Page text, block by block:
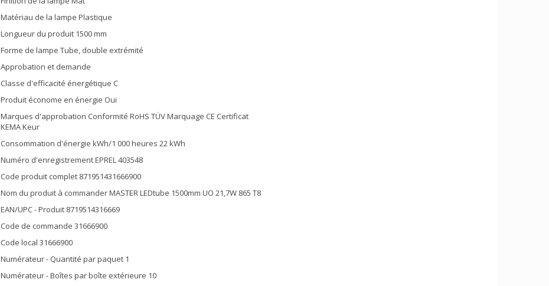
Matériau de la lampe Plastique
Longueur du produit 1500 mm
Forme de lampe Tube, double extrémité
Approbation et demande
Classe d'efficacité énergétique C
Produit économe en énergie Oui
Marques d'approbation Conformité RoHS TÜV Marquage CE Certificat
KEMA Keur
Consommation d'énergie kWh/1 000 heures 22 kWh
Numéro d'enregistrement EPREL 403548
Code produit complet 871951431666900
Nom du produit à commander MASTER LEDtube 1500mm UO 21,7W 865 T8
EAN/UPC - Produit 8719514316669
Code de commande 31666900
Code local 31666900
Numérateur - Quantité par paquet 1
Numérateur - Boîtes par boîte extérieure 10